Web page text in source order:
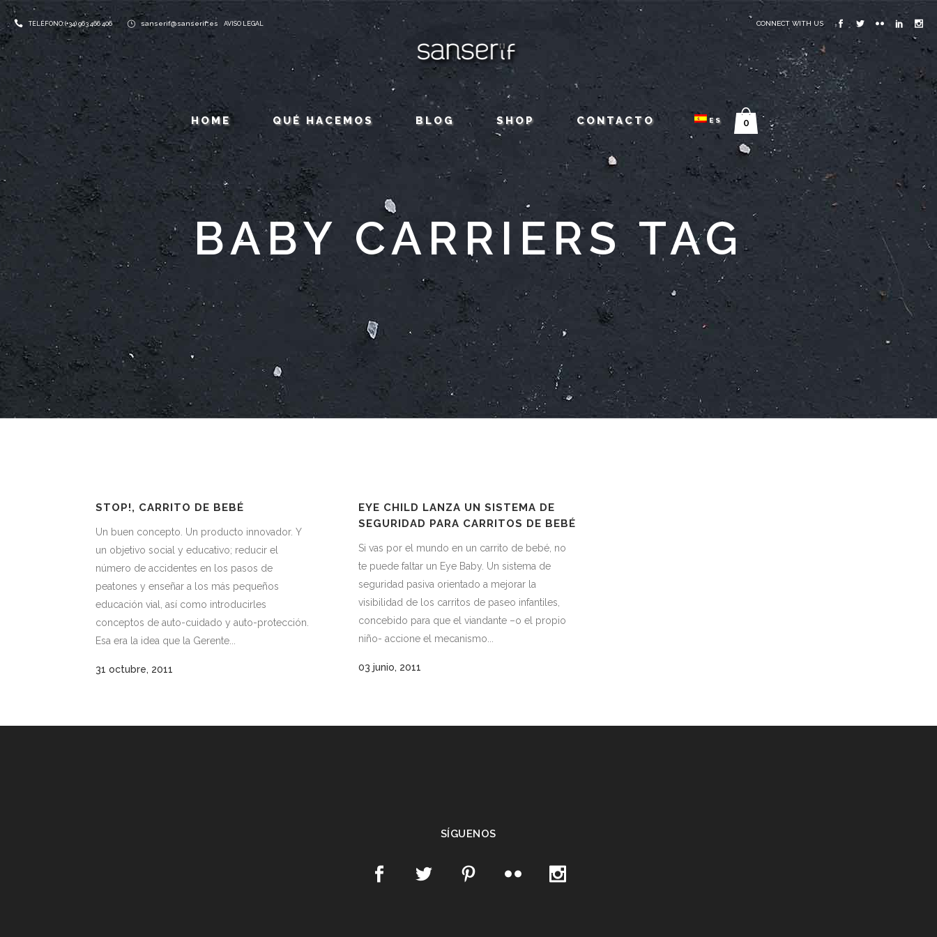
TELÉFONO: (+34) 963 466 406 sanserif@sanserif.es AVISO LEGAL CONNECT WITH US
HOME QUÉ HACEMOS BLOG SHOP CONTACTO ES 0
BABY CARRIERS TAG
STOP!, CARRITO DE BEBÉ
Un buen concepto. Un producto innovador. Y
un objetivo social y educativo; reducir el
número de accidentes en los pasos de
peatones y enseñar a los más pequeños
educación vial, así como introducirles
conceptos de auto-cuidado y auto-protección.
Esa era la idea que la Gerente...
31 octubre, 2011
EYE CHILD LANZA UN SISTEMA DE
SEGURIDAD PARA CARRITOS DE BEBÉ
Si vas por el mundo en un carrito de bebé, no
te puede faltar un Eye Baby. Un sistema de
seguridad pasiva orientado a mejorar la
visibilidad de los carritos de paseo infantiles,
concebido para que el viandante –o el propio
niño- accione el mecanismo...
03 junio, 2011
SÍGUENOS